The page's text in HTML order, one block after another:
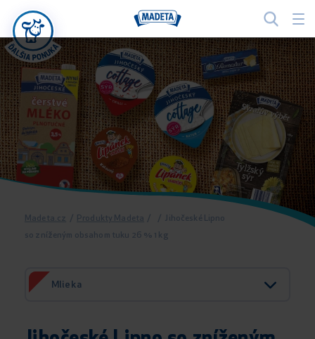
Madeta.cz / Produkty Madeta / / Jihočeské Lipno
so zníženým obsahom tuku 26 % 1 kg
Mlieka